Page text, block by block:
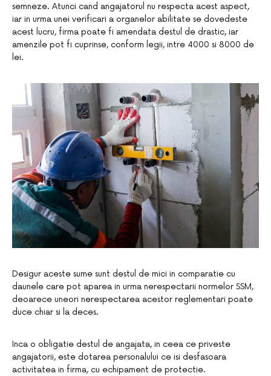
semneze. Atunci cand angajatorul nu respecta acest aspect,
iar in urma unei verificari a organelor abilitate se dovedeste
acest lucru, firma poate fi amendata destul de drastic, iar
amenzile pot fi cuprinse, conform legii, intre 4000 si 8000 de
lei.
Desigur aceste sume sunt destul de mici in comparatie cu
daunele care pot aparea in urma nerespectarii normelor SSM,
deoarece uneori nerespectarea acestor reglementari poate
duce chiar si la deces.
Inca o obligatie destul de angajata, in ceea ce priveste
angajatorii, este dotarea personalului ce isi desfasoara
activitatea in firma, cu echipament de protectie.